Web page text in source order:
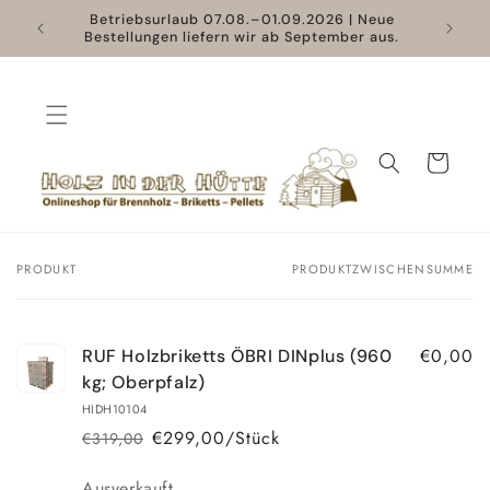
zum
Betriebsurlaub 07.08.–01.09.2026 | Neue
Bestellungen liefern wir ab September aus.
Warenkorb
Dein
PRODUKT PRODUKTZWISCHENSUMME
RUF Holzbriketts ÖBRI DINplus (960
kg; Oberpfalz)
HIDH10104
Normaler
€319,00
Verkaufspreis€299,00/Stück
€0,00
Anzahl